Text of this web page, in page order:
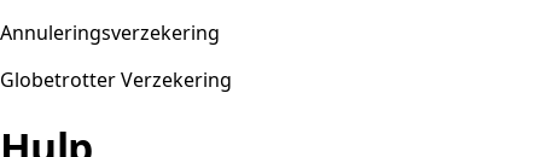
Annuleringsverzekering
Globetrotter Verzekering